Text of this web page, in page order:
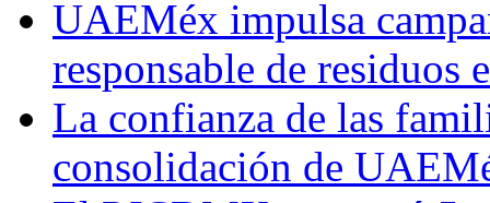
UAEMéx impulsa
responsable de residuos
La confianza de las
consolidación de